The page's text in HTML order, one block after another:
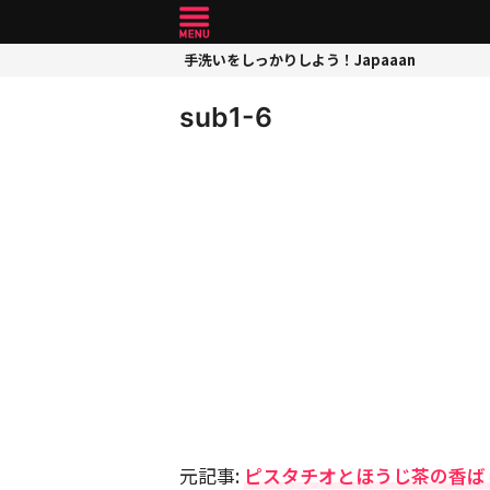
手洗いをしっかりしよう！Japaaan
sub1-6
元記事: ピスタチオとほうじ茶の香